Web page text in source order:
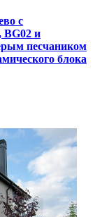
с
BG02 и
песчаником
блока